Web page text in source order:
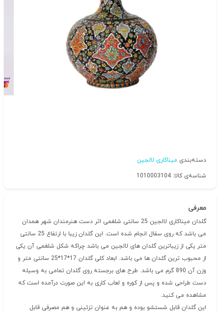
دسته‌بندی میناکاری لالجین
شناسه‌ی کالا: 1010003104
معرفی
گلدان میناکاری لالجین 25 سانتی شلغمی اثر دست هنرمندان شهر همدان
می باشد که روی سفال انجام شده است. این گلدان زیبا با ارتفاع 25 سانتی
متر یکی از زیباترین گلدان های لالجین می باشد چراکه شکل شلغمی آن یکی
از محبوب ترین گلدان ها می باشد. ابعاد کلی گلدان 17*17*25 سانتی متر و
وزن آن 890 گرم می باشد. طرح های برجسته روی گلدان تمامی به وسیله
دست طراحی شده و پس از کوره و لعاب کاری به این صورت درآمده است که
مشاهده می کنید.
این گلدان قابل شستشو بوده و هم به عنوان تزئینی و هم مصرفی قابل